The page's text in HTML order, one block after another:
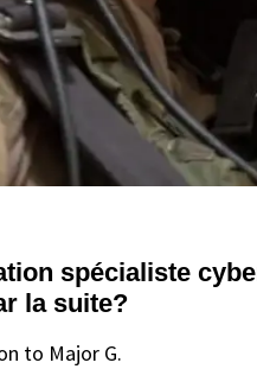
spécialiste
la suite?
to Major G.